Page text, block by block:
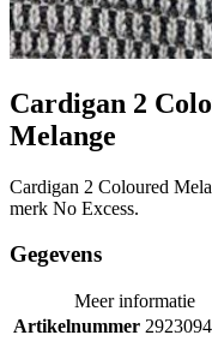
Cardigan 2
Melange
Cardigan 2 Coloured
merk No Excess.
Gegevens
Meer informatie
Artikelnummer